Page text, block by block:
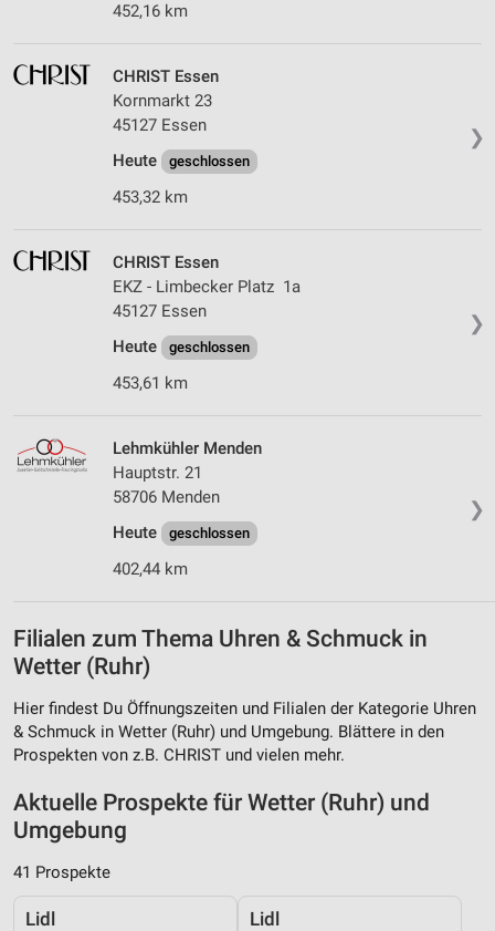
452,16 km
❯
CHRIST Essen
Kornmarkt 23
45127 Essen
Heute
geschlossen
453,32 km
❯
CHRIST Essen
EKZ - Limbecker Platz 1a
45127 Essen
Heute
geschlossen
453,61 km
❯
Lehmkühler Menden
Hauptstr. 21
58706 Menden
Heute
geschlossen
402,44 km
Filialen zum Thema Uhren & Schmuck in
Wetter (Ruhr)
Hier findest Du Öffnungszeiten und Filialen der Kategorie Uhren
& Schmuck in Wetter (Ruhr) und Umgebung. Blättere in den
Prospekten von z.B. CHRIST und vielen mehr.
Aktuelle Prospekte für Wetter (Ruhr) und
Umgebung
41 Prospekte
Lidl Lidl